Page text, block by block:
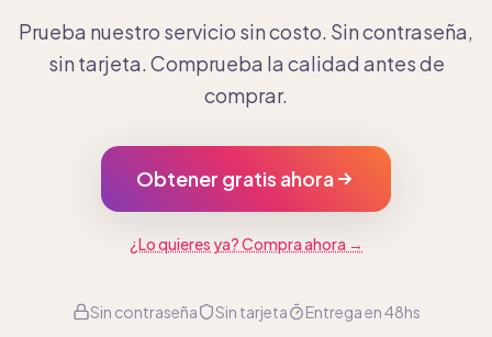
Prueba nuestro servicio sin costo. Sin contraseña,
sin tarjeta. Comprueba la calidad antes de
comprar.
Obtener gratis ahora
¿Lo quieres ya? Compra ahora →
Sin contraseña Sin tarjeta Entrega en 48hs